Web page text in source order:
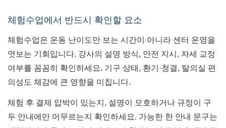
체험수업에서 반드시 확인할 요소
체험수업은 운동 난이도만 보는 시간이 아니라 센터 운영을
엿보는 기회입니다. 강사의 설명 방식, 안전 지시, 자세 교정
여부를 꼼꼼히 확인하세요. 기구 상태, 환기·청결, 탈의실 편
의성도 체감에 큰 영향을 미칩니다.
체험 후 결제 압박이 있는지, 설명이 모호하거나 규정이 구
두 안내에만 머무르는지 확인하세요. 가능한 한 안내 문구는